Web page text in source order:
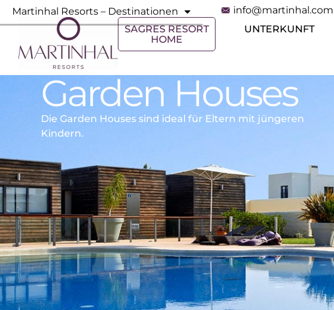
Martinhal Resorts – Destinationen info@martinhal.com
SAGRES RESORT
HOME
UNTERKUNFT
Garden Houses
Die Garden Houses sind ideal für Eltern mit jüngeren
Kindern.